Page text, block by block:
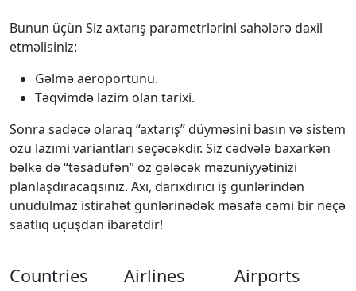
Bunun üçün Siz axtarış parametrlərini sahələrə daxil
etməlisiniz:
Gəlmə aeroportunu.
Təqvimdə lazim olan tarixi.
Sonra sadəcə olaraq “axtarış” düyməsini basın və sistem
özü lazımi variantları seçəcəkdir. Siz cədvələ baxarkən
bəlkə də “təsadüfən” öz gələcək məzuniyyətinizi
planlaşdıracaqsınız. Axı, darıxdırıcı iş günlərindən
unudulmaz istirahət günlərinədək məsafə cəmi bir neçə
saatlıq uçuşdan ibarətdir!
Countries Airlines Airports